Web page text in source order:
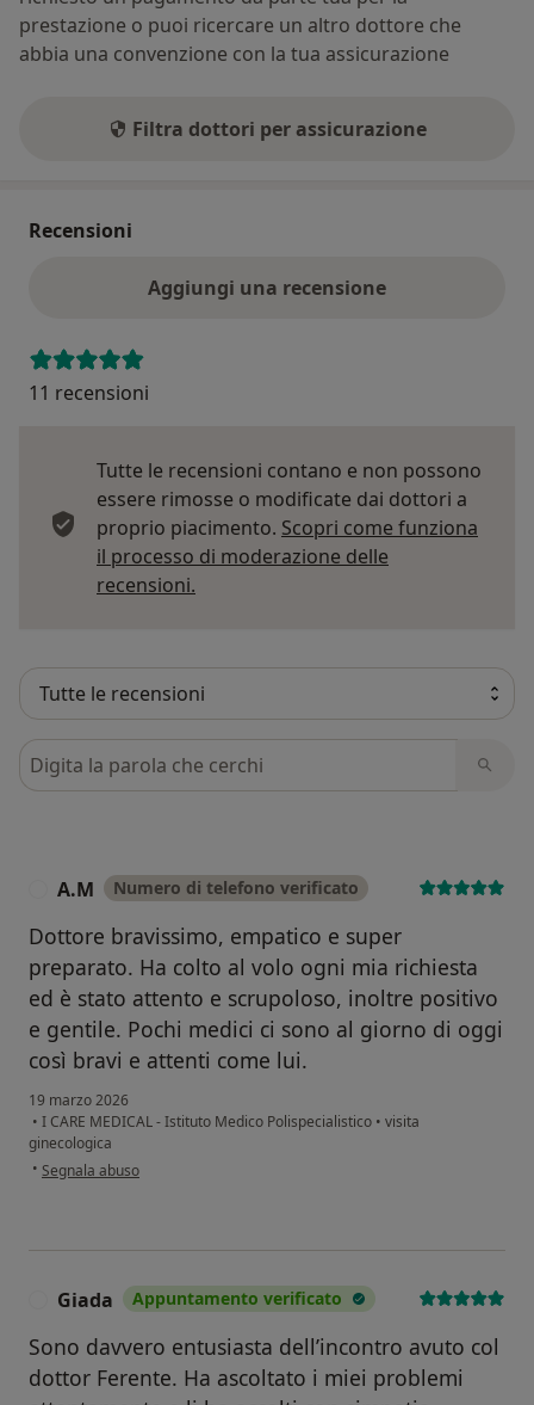
prestazione o puoi ricercare un altro dottore che
abbia una convenzione con la tua assicurazione
Filtra dottori per assicurazione
Recensioni
Aggiungi una recensione
11 recensioni
Tutte le recensioni contano e non possono
essere rimosse o modificate dai dottori a
proprio piacimento. Scopri come funziona
il processo di moderazione delle
recensioni.
Cerca nelle recensioni
A.M Numero di telefono verificato
Dottore bravissimo, empatico e super
preparato. Ha colto al volo ogni mia richiesta
ed è stato attento e scrupoloso, inoltre positivo
e gentile. Pochi medici ci sono al giorno di oggi
così bravi e attenti come lui.
19 marzo 2026
• I CARE MEDICAL - Istituto Medico Polispecialistico • visita
ginecologica
• secondo l'opinione dell'utente A.M
Segnala abuso
Giada Appuntamento verificato
Sono davvero entusiasta dell’incontro avuto col
dottor Ferente. Ha ascoltato i miei problemi